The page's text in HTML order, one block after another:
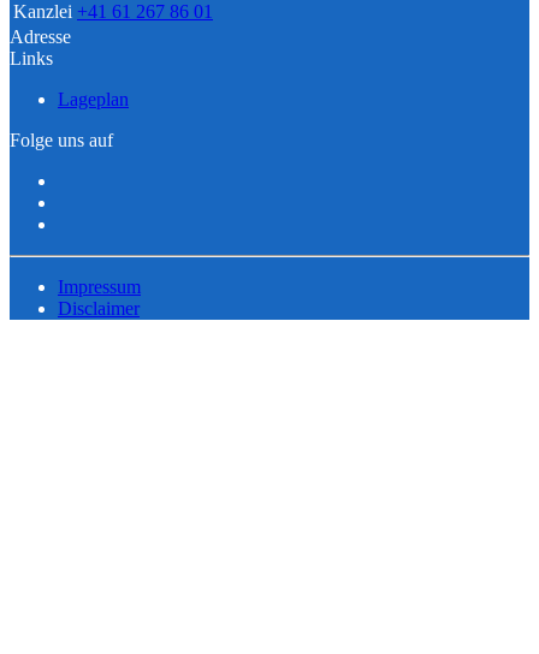
Kanzlei +41 61 267 86 01
Adresse
Links
Lageplan
Folge uns auf
Impressum
Disclaimer